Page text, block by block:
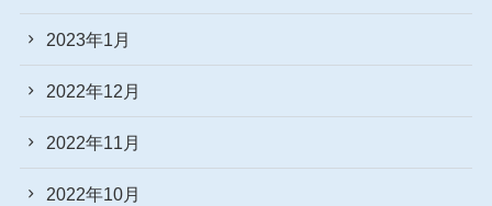
2023年1月
2022年12月
2022年11月
2022年10月